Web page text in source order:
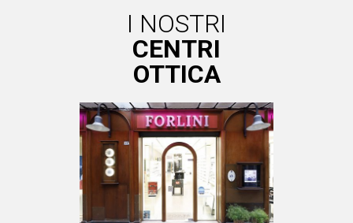
I NOSTRI
CENTRI
OTTICA